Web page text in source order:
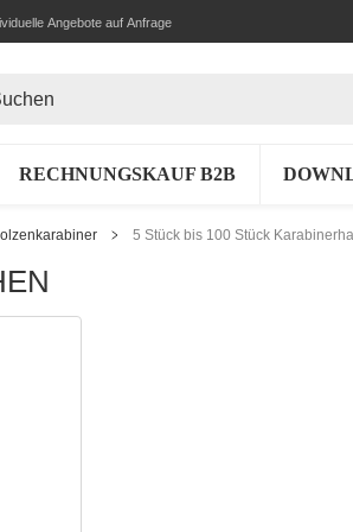
Angebote auf Anfrage
RECHNUNGSKAUF B2B
5 Stück bis 100 Stück